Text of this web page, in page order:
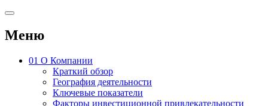
Меню
01 О Компании
Краткий обзор
География деятельности
Ключевые показатели
Факторы инвестиционной привлекательности